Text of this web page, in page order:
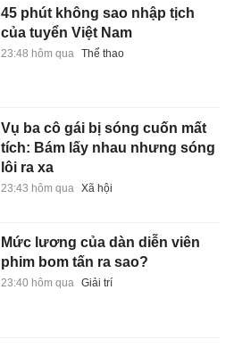
45 phút không sao nhập tịch
của tuyển Việt Nam
23:48 hôm qua Thể thao
Vụ ba cô gái bị sóng cuốn mất
tích: Bám lấy nhau nhưng sóng
lôi ra xa
23:43 hôm qua Xã hội
Mức lương của dàn diễn viên
phim bom tấn ra sao?
23:40 hôm qua Giải trí